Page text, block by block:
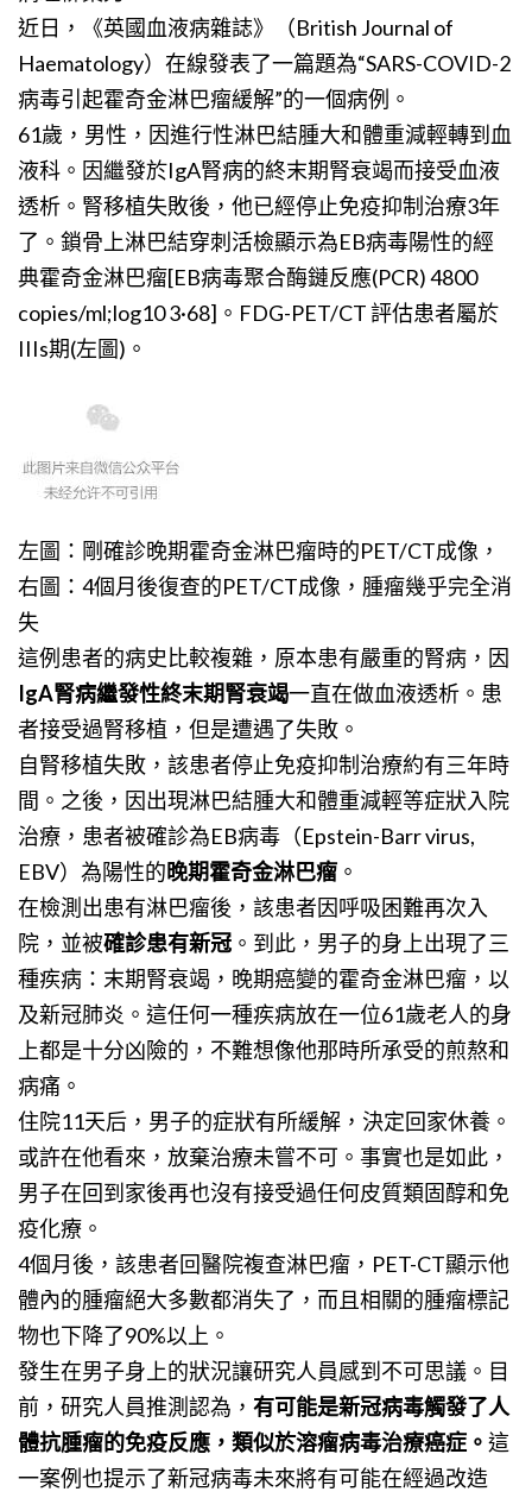
近日，《英國血液病雜誌》（British Journal of
Haematology）在線發表了一篇題為“SARS-COVID-2
病毒引起霍奇金淋巴瘤緩解”的一個病例。
61歲，男性，因進行性淋巴結腫大和體重減輕轉到血
液科。因繼發於IgA腎病的終末期腎衰竭而接受血液
透析。腎移植失敗後，他已經停止免疫抑制治療3年
了。鎖骨上淋巴結穿刺活檢顯示為EB病毒陽性的經
典霍奇金淋巴瘤[EB病毒聚合酶鏈反應(PCR) 4800
copies/ml;log10 3·68]。FDG-PET/CT 評估患者屬於
IIIs期(左圖)。
左圖：剛確診晚期霍奇金淋巴瘤時的PET/CT成像，
右圖：4個月後復查的PET/CT成像，腫瘤幾乎完全消
失
這例患者的病史比較複雜，原本患有嚴重的腎病，因
IgA腎病繼發性終末期腎衰竭一直在做血液透析。患
者接受過腎移植，但是遭遇了失敗。
自腎移植失敗，該患者停止免疫抑制治療約有三年時
間。之後，因出現淋巴結腫大和體重減輕等症狀入院
治療，患者被確診為EB病毒（Epstein-Barr virus,
EBV）為陽性的晚期霍奇金淋巴瘤 。
在檢測出患有淋巴瘤後，該患者因呼吸困難再次入
院，並被確診患有新冠 。到此，男子的身上出現了三
種疾病：末期腎衰竭，晚期癌變的霍奇金淋巴瘤，以
及新冠肺炎。這任何一種疾病放在一位61歲老人的身
上都是十分凶險的，不難想像他那時所承受的煎熬和
病痛。
住院11天后，男子的症狀有所緩解，決定回家休養。
或許在他看來，放棄治療未嘗不可。事實也是如此，
男子在回到家後再也沒有接受過任何皮質類固醇和免
疫化療。
4個月後，該患者回醫院複查淋巴瘤，PET-CT顯示他
體內的腫瘤絕大多數都消失了，而且相關的腫瘤標記
物也下降了90%以上。
發生在男子身上的狀況讓研究人員感到不可思議。目
前，研究人員推測認為， 有可能是新冠病毒觸發了人
體抗腫瘤的免疫反應，類似於溶瘤病毒治療癌症。 這
一案例也提示了新冠病毒未來將有可能在經過改造